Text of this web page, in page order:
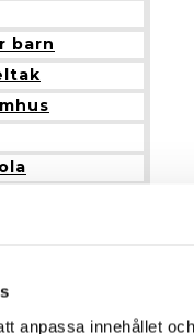
anpassa innehållet
barn